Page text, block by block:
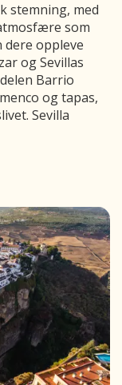
stemning, med
som
oppleve
og Sevillas
Barrio
og tapas,
Sevilla